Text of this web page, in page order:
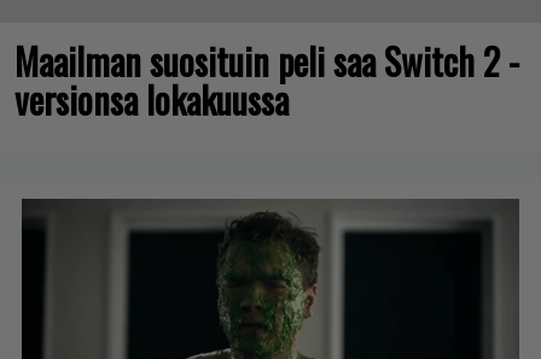
Maailman suosituin peli saa Switch 2 -
versionsa lokakuussa